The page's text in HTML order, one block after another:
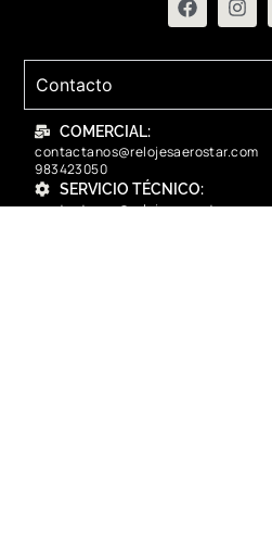
Contacto
COMERCIAL:
contactanos@relojesaerostar.com
983423050
SERVICIO TÉCNICO:
contactanos@relojesaerostar.com